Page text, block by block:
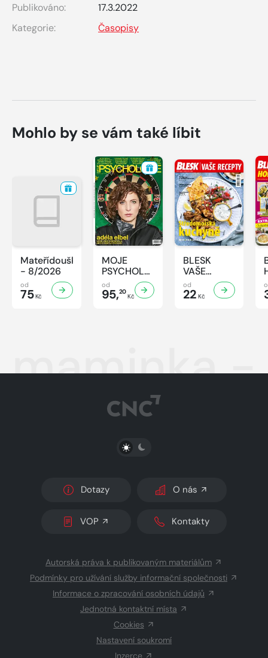
Publikováno:
17.3.2022
Kategorie:
Časopisy
Mohlo by se vám také líbit
Mateřídouška
- 8/2026
od
75Kč
MOJE
PSYCHOLOGIE
- 8/2026
od
95,20
Kč
BLESK
VAŠE
RECEPTY -
8/2026
od
22 Kč
maminka
PŘEPNOUT SVĚTLÝ/TMAVÝ REŽIM
Dotazy O nás
VOP Kontakty
Autorská práva k publikovaným materiálům
Podmínky pro užívání služby informační společnosti
Informace o zpracování osobních údajů
Jednotná kontaktní místa
Cookies
Nastavení soukromí
Inzerce